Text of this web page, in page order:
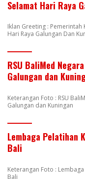
Selamat Hari Raya
Iklan Greeting :
Hari Raya Galungan Dan
RSU BaliMed
Galungan dan
Keterangan Foto : RSU
Galungan dan Kuningan
Lembaga Pelatihan
Bali
Keterangan Foto :
Bali